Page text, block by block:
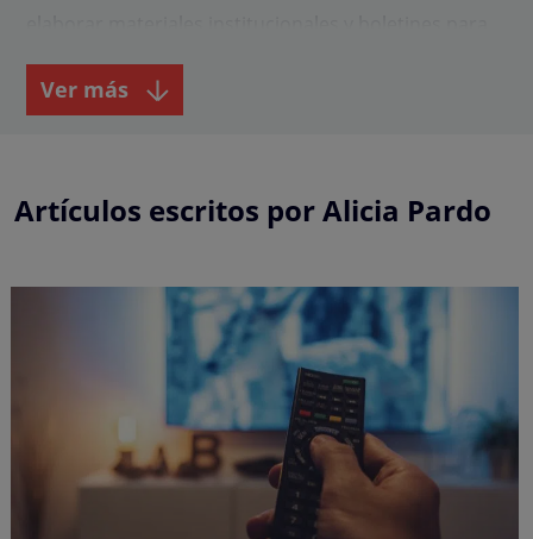
distintos ayuntamientos. Ha trabajado en medios de
referencia como La Voz de Galicia y La Opinión de A
desde julio de 2021, donde comparte contenidos de
audiovisual.
Hoy, igual que el primer día, le sigue entusiasmando
leer, escuchar y compartir cualquier recurso
interesante con el mundo.
Ver más
Artículos escritos por Alicia Pardo